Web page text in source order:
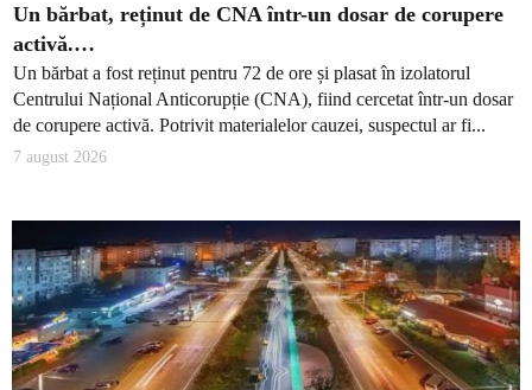
Un bărbat, reținut de CNA într-un dosar de corupere
activă.…
Un bărbat a fost reținut pentru 72 de ore și plasat în izolatorul
Centrului Național Anticorupție (CNA), fiind cercetat într-un dosar
de corupere activă. Potrivit materialelor cauzei, suspectul ar fi...
7 august 2026